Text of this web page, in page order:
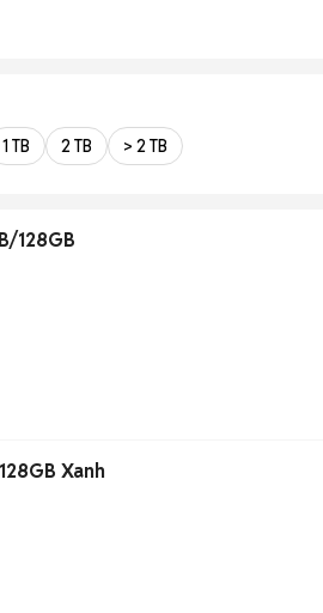
1 TB 2 TB > 2 TB
128GB
Xanh